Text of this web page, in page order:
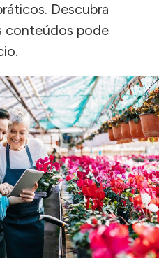
Descubra
conteúdos pode